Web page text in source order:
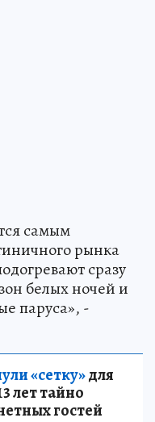
самым
рынка
сразу
белых ночей и
паруса», -
«сетку»для
лет тайно
гостей